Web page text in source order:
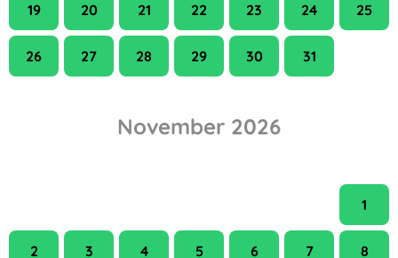
19 20 21 22 23 24 25
26 27 28 29 30 31
November 2026
1
2 3 4 5 6 7 8